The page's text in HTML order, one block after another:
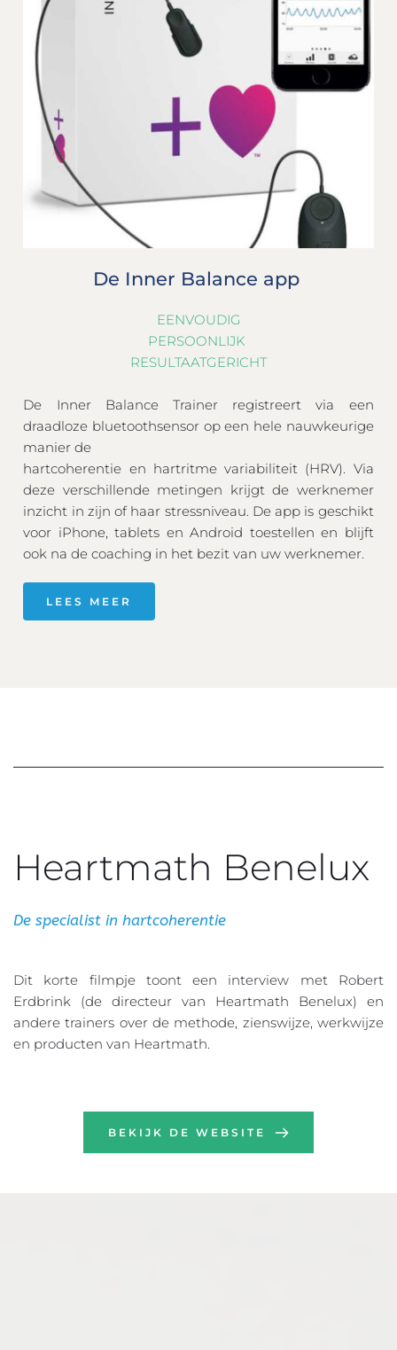
De Inner Balance app
EENVOUDIG
PERSOONLIJK
RESULTAATGERICHT
De Inner Balance Trainer registreert via een
draadloze bluetoothsensor op een hele nauwkeurige
manier de
hartcoherentie en hartritme variabiliteit (HRV). Via
deze verschillende metingen krijgt de werknemer
inzicht in zijn of haar stressniveau. De app is geschikt
voor iPhone, tablets en Android toestellen en blijft
ook na de coaching in het bezit van uw werknemer.
LEES MEER
Heartmath Benelux
De specialist in hartcoherentie
Dit korte filmpje toont een interview met Robert
Erdbrink (de directeur van Heartmath Benelux) en
andere trainers over de methode, zienswijze, werkwijze
en producten van Heartmath.
BEKIJK DE WEBSITE